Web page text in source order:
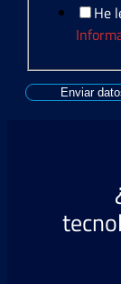
He
Enviar